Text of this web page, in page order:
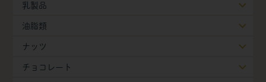
乳製品
油脂類
ナッツ
チョコレート